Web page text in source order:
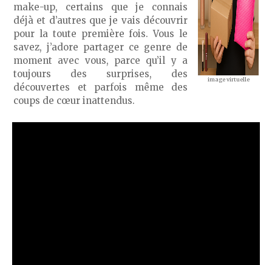
make-up, certains que je connais
déjà et d’autres que je vais découvrir
pour la toute première fois. Vous le
savez, j’adore partager ce genre de
moment avec vous, parce qu’il y a
toujours des surprises, des
découvertes et parfois même des
coups de cœur inattendus.
image virtuelle